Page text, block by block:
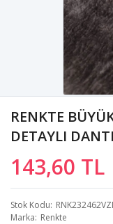
RENKTE
DETAYLI
143,60 TL
Stok Kodu
Marka Renkte